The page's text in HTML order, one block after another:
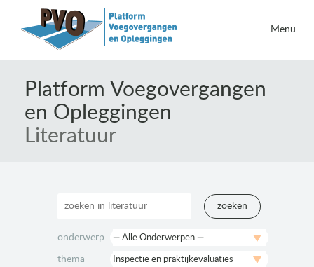
Menu
springen
Platform Voegovergangen
en Opleggingen
Literatuur
zoeken
onderwerp
thema